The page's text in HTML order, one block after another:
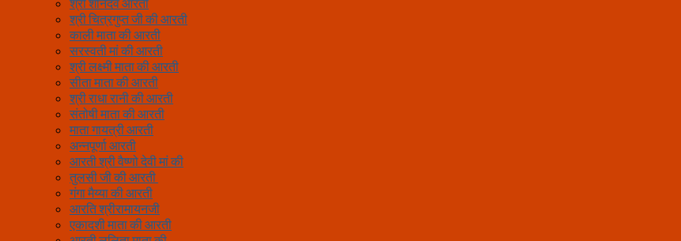
श्री चित्रगुप्त जी की आरती
काली माता की आरती
सरस्वती मां की आरती
श्री लक्ष्मी माता की आरती
सीता माता की आरती
श्री राधा रानी की आरती
संतोषी माता की आरती
माता गायत्री आरती
अन्नपूर्णा आरती
आरती श्री वैष्णो देवी मां की
तुलसी जी की आरती
गंगा मैय्या की आरती
आरति श्रीरामायनजी
एकादशी माता की आरती